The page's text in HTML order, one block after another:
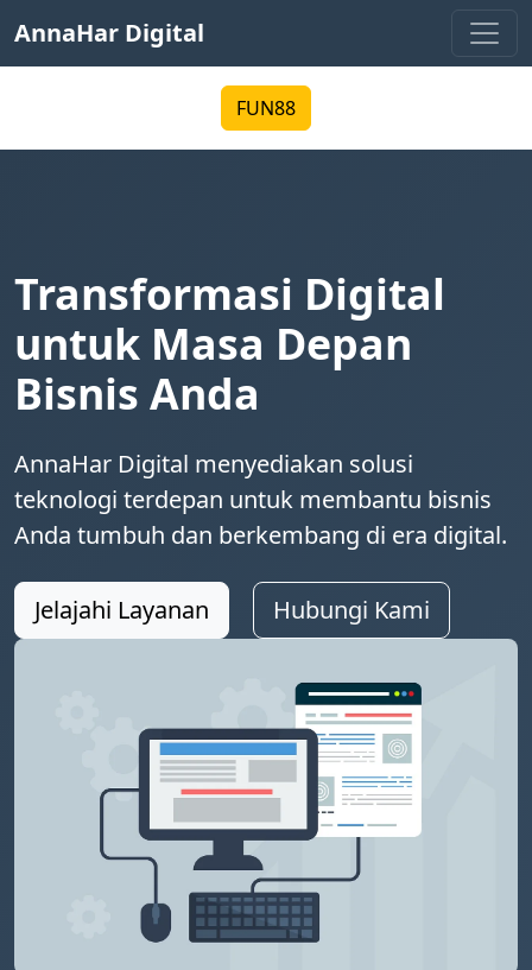
AnnaHar Digital
FUN88
Transformasi Digital
untuk Masa Depan
Bisnis Anda
AnnaHar Digital menyediakan solusi
teknologi terdepan untuk membantu bisnis
Anda tumbuh dan berkembang di era digital.
Jelajahi Layanan Hubungi Kami